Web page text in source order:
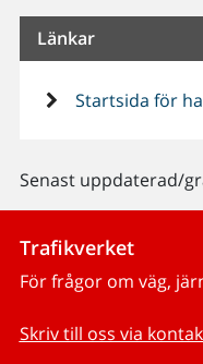
Länkar
Startsida för
Senast uppdaterad/
Trafikverket
För frågor om väg,
Skriv till oss via